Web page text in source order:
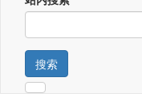
搜索